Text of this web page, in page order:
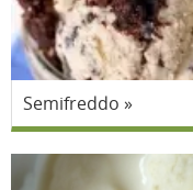
Semifreddo